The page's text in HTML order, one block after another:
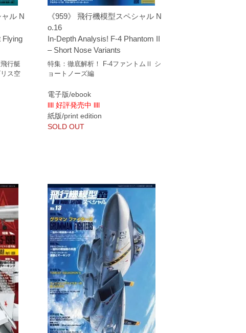
ャル N
Flying
行艇
ス空
《959》 飛行機模型スペシャル N
o.16
In-Depth Analysis! F-4 Phantom II
– Short Nose Variants
特集：徹底解析！ F-4ファントムⅡ シ
ョートノーズ編
電子版/ebook
llll 好評発売中 llll
紙版/print edition
SOLD OUT